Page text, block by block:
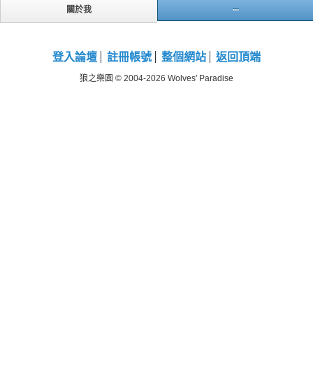
關於我 ...
登入論壇 註冊帳號 整個網站 返回頂端
狼之樂園 © 2004-2026 Wolves' Paradise